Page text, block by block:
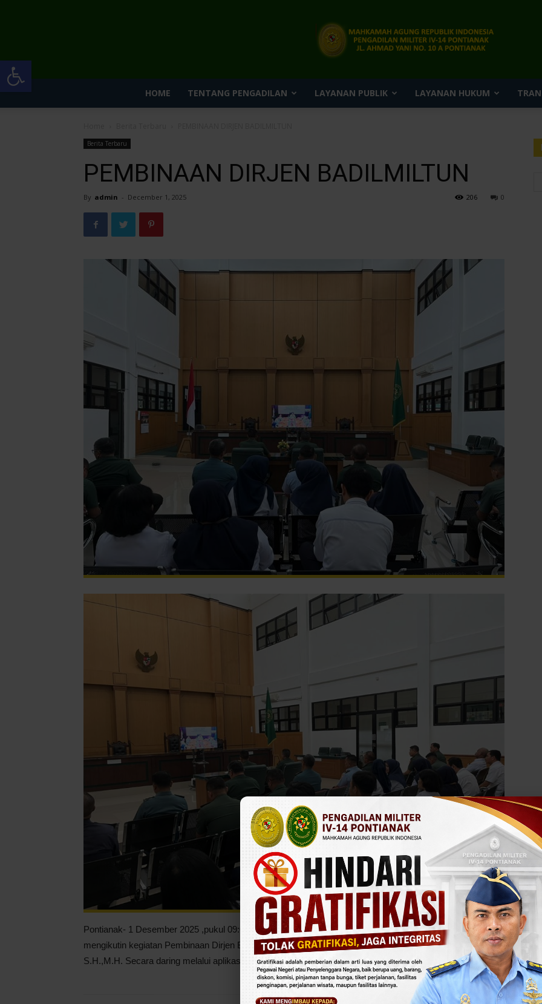
Open toolbar
Pengadilan
Pontianak
HOME TENTANG PENGADILAN LAYANAN PUBLIK LAYANAN HUKUM
Berita Terbaru
PEMBINAAN DIRJEN BADILMILTUN
By admin - December 1, 2025 0
206
Pontianak- 1 Desember 2025 ,pukul 09:00 WIB Kadilmil I-05 Pontianak bersama seluruh personel
mengikutin kegiatan Pembinaan Dirjen Badilmiltun MARI ,Marsda TNI Dr. Yuwono Agung Nugroho
S.H.,M.H. Secara daring melalui aplikasi zoom meeting.